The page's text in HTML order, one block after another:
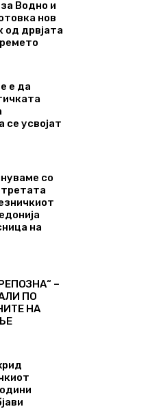
Водно и
нов
од дрвјата
е да
се усвојат
со
третата
на
–
ПО
НА